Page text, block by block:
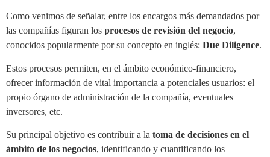
Como venimos de señalar, entre los encargos más demandados por
las compañías figuran los procesos de revisión del negocio,
conocidos popularmente por su concepto en inglés: Due Diligence.
Estos procesos permiten, en el ámbito económico-financiero,
ofrecer información de vital importancia a potenciales usuarios: el
propio órgano de administración de la compañía, eventuales
inversores, etc.
Su principal objetivo es contribuir a la toma de decisiones en el
ámbito de los negocios, identificando y cuantificando los